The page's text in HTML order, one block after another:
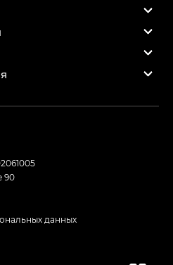
90
данных